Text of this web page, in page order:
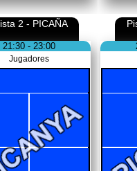
2 - PICAÑA
21:30 - 23:00
Jugadores